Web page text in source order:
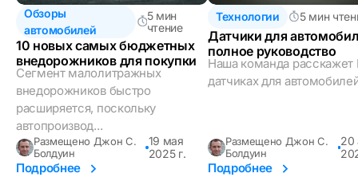
Обзоры
автомобилей
5 мин
чтение
10 новых самых бюджетных
внедорожников для покупки
Сегмент малолитражных
внедорожников быстро
расширяется, поскольку
автопроизвод...
Размещено Джон С.
Болдуин
19 мая
2025 г.
Подробнее
Технологии 5 мин
Датчики для
полное руководство
Наша команда расскажет
датчиках для
Размещено Джон С.
Болдуин
20
Подробнее